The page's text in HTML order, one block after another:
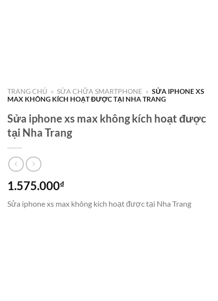
TRANG CHỦ » SỬA CHỮA SMARTPHONE » SỬA IPHONE XS
MAX KHÔNG KÍCH HOẠT ĐƯỢC TẠI NHA TRANG
Sửa iphone xs max không kích hoạt được
tại Nha Trang
1.575.000₫
Sửa iphone xs max không kích hoạt được tại Nha Trang